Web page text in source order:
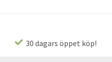
30 dagars öppet köp!